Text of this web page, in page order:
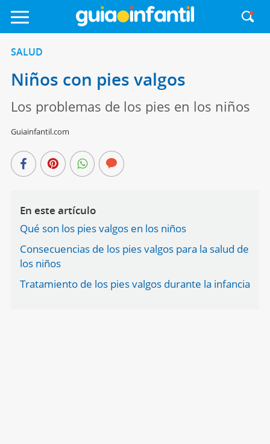
SALUD
Niños con pies valgos
Los problemas de los pies en los niños
Guiainfantil.com
En este artículo
Qué son los pies valgos en los niños
Consecuencias de los pies valgos para la salud de
los niños
Tratamiento de los pies valgos durante la infancia